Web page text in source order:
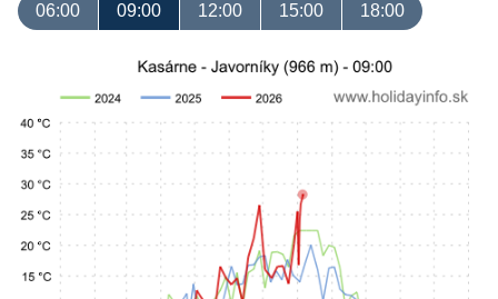
06:00 09:00 12:00 15:00 18:00